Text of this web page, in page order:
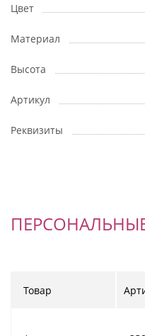
Цвет
Материал
Высота
Артикул
Реквизиты
Товар